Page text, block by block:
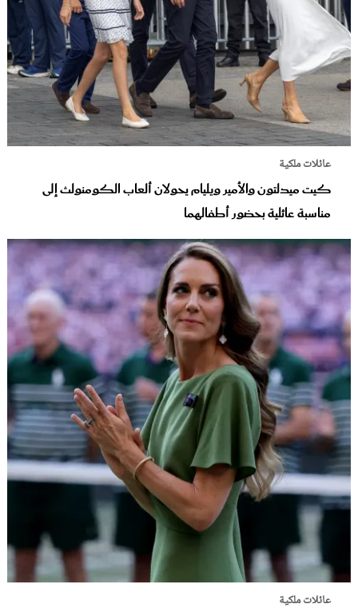
عائلات ملكية
كيت ميدلتون والأمير ويليام يحولان ألعاب الكومنولث إلى
مناسبة عائلية بحضور أطفالهما
عائلات ملكية